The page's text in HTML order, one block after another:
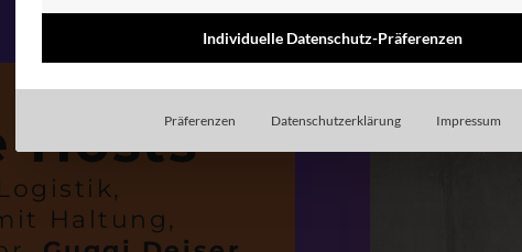
Hosts
Haltung,
Individuelle Datenschutz-Präferenzen
Präferenzen Datenschutzerklärung Impressum